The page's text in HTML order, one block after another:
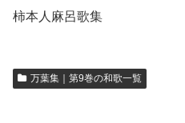
柿本人麻呂歌集
万葉集｜第9巻の和歌一覧